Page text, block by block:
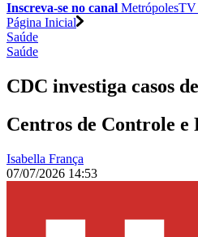
Inscreva-se no canal
Página Inicial
Saúde
Saúde
CDC investiga casos
Centros de Controle e
Isabella França
07/07/2026 14:53